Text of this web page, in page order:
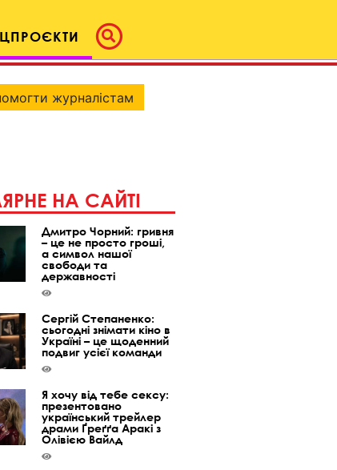
журналістам
НА САЙТІ
Дмитро Чорний: гривня
– це не просто гроші,
а символ нашої
свободи та
державності
Сергій Степаненко:
сьогодні знімати кіно в
Україні – це щоденний
подвиг усієї команди
Я хочу від тебе сексу:
презентовано
український трейлер
драми Ґреґґа Аракі з
Олівією Вайлд